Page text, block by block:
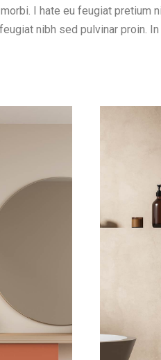
I hate eu feugiat pretium
nibh sed pulvinar proin.